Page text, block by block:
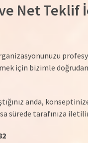
ve Net Teklif
için bizimle
anda,
sürede tarafınıza